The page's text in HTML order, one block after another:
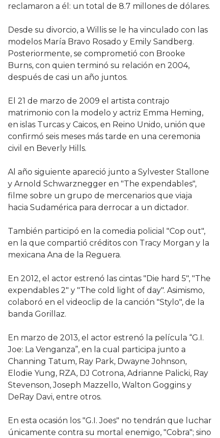
reclamaron a él: un total de 8.7 millones de dólares.
Desde su divorcio, a Willis se le ha vinculado con las
modelos María Bravo Rosado y Emily Sandberg.
Posteriormente, se comprometió con Brooke
Burns, con quien terminó su relación en 2004,
después de casi un año juntos.
El 21 de marzo de 2009 el artista contrajo
matrimonio con la modelo y actriz Emma Heming,
en islas Turcas y Caicos, en Reino Unido, unión que
confirmó seis meses más tarde en una ceremonia
civil en Beverly Hills.
Al año siguiente apareció junto a Sylvester Stallone
y Arnold Schwarznegger en "The expendables",
filme sobre un grupo de mercenarios que viaja
hacia Sudamérica para derrocar a un dictador.
También participó en la comedia policial "Cop out",
en la que compartió créditos con Tracy Morgan y la
mexicana Ana de la Reguera.
En 2012, el actor estrenó las cintas "Die hard 5", "The
expendables 2" y "The cold light of day". Asimismo,
colaboró en el videoclip de la canción "Stylo", de la
banda Gorillaz.
En marzo de 2013, el actor estrenó la película “G.I.
Joe: La Venganza”, en la cual participa junto a
Channing Tatum, Ray Park, Dwayne Johnson,
Elodie Yung, RZA, DJ Cotrona, Adrianne Palicki, Ray
Stevenson, Joseph Mazzello, Walton Goggins y
DeRay Davi, entre otros.
En esta ocasión los "G.I. Joes" no tendrán que luchar
únicamente contra su mortal enemigo, "Cobra"; sino